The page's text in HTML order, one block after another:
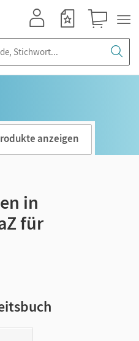
anzeigen
in
für